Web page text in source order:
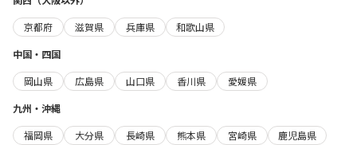
京都府
滋賀県 兵庫県
和歌山県
中国・四国
岡山県
広島県 山口県 香川県
愛媛県
九州・沖縄
福岡県
大分県 長崎県 熊本県 宮崎県
鹿児島県